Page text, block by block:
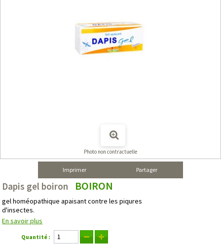
Photo non contractuelle
Imprimer Partager
Dapis gel boiron BOIRON
gel homéopathique apaisant contre les piqures
d'insectes.
En savoir plus
Quantité :